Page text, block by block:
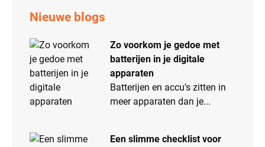
Nieuwe blogs
Zo voorkom je gedoe met
batterijen in je digitale
apparaten
Batterijen en accu's zitten in
meer apparaten dan je...
Een slimme checklist voor